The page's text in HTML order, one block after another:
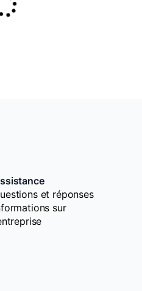
et réponses
sur